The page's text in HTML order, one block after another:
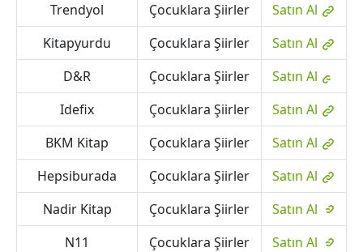
Trendyol
Çocuklara Şiirler
Satın Al
Kitapyurdu
Çocuklara Şiirler
Satın Al
D&R
Çocuklara Şiirler
Satın Al
Idefix
Çocuklara Şiirler
Satın Al
BKM Kitap
Çocuklara Şiirler
Satın Al
Hepsiburada
Çocuklara Şiirler
Satın Al
Nadir Kitap
Çocuklara Şiirler
Satın Al
N11
Çocuklara Şiirler
Satın Al